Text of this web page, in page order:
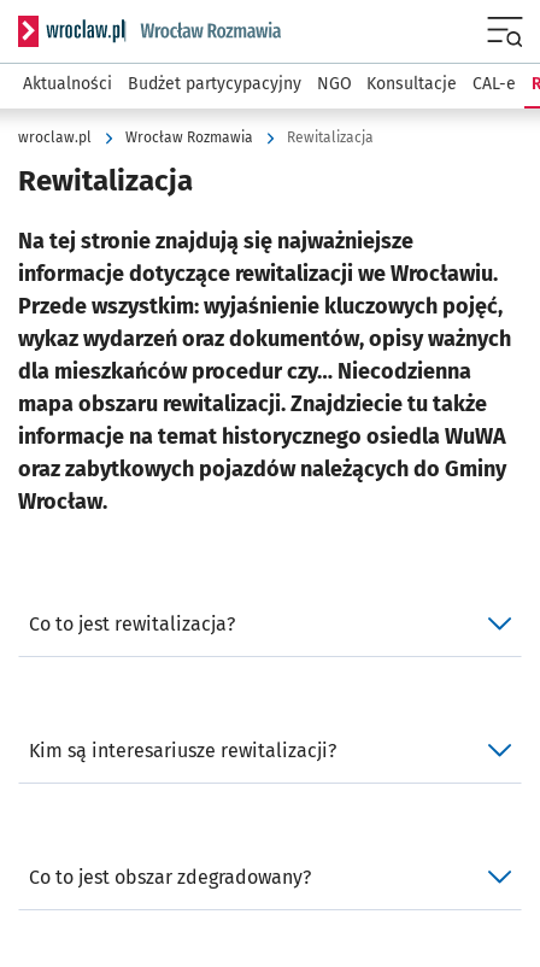
Serwis informacyjny wroclaw.pl podserwis: Rozmawia
Aktualności Budżet partycypacyjny NGO Konsultacje CAL-e
wroclaw.pl Wrocław Rozmawia Rewitalizacja
Rewitalizacja
Na tej stronie znajdują się najważniejsze
informacje dotyczące rewitalizacji we Wrocławiu.
Przede wszystkim: wyjaśnienie kluczowych pojęć,
wykaz wydarzeń oraz dokumentów, opisy ważnych
dla mieszkańców procedur czy… Niecodzienna
mapa obszaru rewitalizacji. Znajdziecie tu także
informacje na temat historycznego osiedla WuWA
oraz zabytkowych pojazdów należących do Gminy
Wrocław.
Co to jest rewitalizacja?
Kim są interesariusze rewitalizacji?
Co to jest obszar zdegradowany?